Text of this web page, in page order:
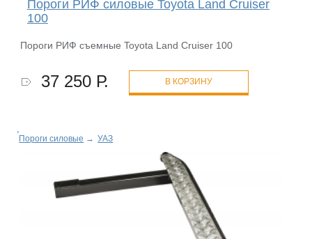
Пороги РИФ силовые Toyota Land Cruiser
100
Пороги РИФ съемные Toyota Land Cruiser 100
37 250 Р. В КОРЗИНУ
Пороги силовые → УАЗ